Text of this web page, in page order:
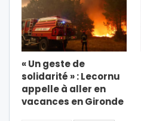
« Un geste de
solidarité » : Lecornu
appelle à aller en
vacances en Gironde